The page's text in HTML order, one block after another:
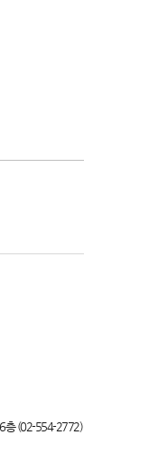
층 (02-554-2772)